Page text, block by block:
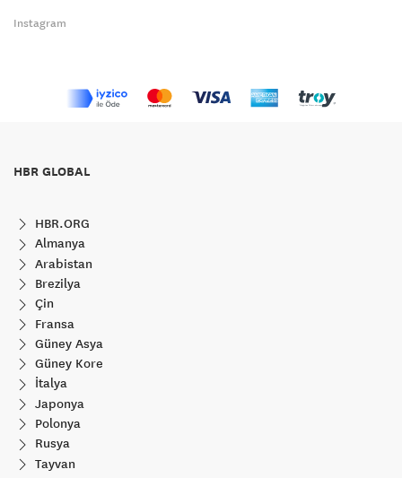
Instagram
HBR GLOBAL
HBR.ORG
Almanya
Arabistan
Brezilya
Çin
Fransa
Güney Asya
Güney Kore
İtalya
Japonya
Polonya
Rusya
Tayvan